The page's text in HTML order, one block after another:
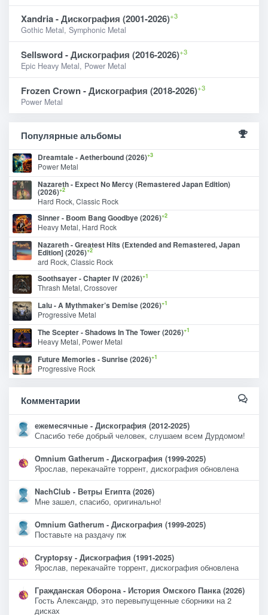
Xandria - Дискография (2001-2026)+3
Gothic Metal, Symphonic Metal
Sellsword - Дискография (2016-2026)+3
Epic Heavy Metal, Power Metal
Frozen Crown - Дискография (2018-2026)+3
Power Metal
Популярные альбомы
Dreamtale - Aetherbound (2026)+3
Power Metal
Nazareth - Expect No Mercy (Remastered Japan Edition)
(2026)+2
Hard Rock, Classic Rock
Sinner - Boom Bang Goodbye (2026)+2
Heavy Metal, Hard Rock
Nazareth - Greatest Hits (Extended and Remastered, Japan
Edition] (2026)+2
ard Rock, Classic Rock
Soothsayer - Chapter IV (2026)+1
Thrash Metal, Crossover
Lalu - A Mythmaker’s Demise (2026)+1
Progressive Metal
The Scepter - Shadows In The Tower (2026)+1
Heavy Metal, Power Metal
Future Memories - Sunrise (2026)+1
Progressive Rock
Комментарии
ежемесячные - Дискография (2012-2025)
Спасибо тебе добрый человек, слушаем всем Дурдомом!
Omnium Gatherum - Дискография (1999-2025)
Ярослав, перекачайте торрент, дискография обновлена
NachClub - Ветры Египта (2026)
Мне зашел, спасибо, оригинально!
Omnium Gatherum - Дискография (1999-2025)
Поставьте на раздачу пж
Cryptopsy - Дискография (1991-2025)
Ярослав, перекачайте торрент, дискография обновлена
Гражданская Оборона - История Омского Панка (2026)
Гость Александр, это перевыпущенные сборники на 2
дисках